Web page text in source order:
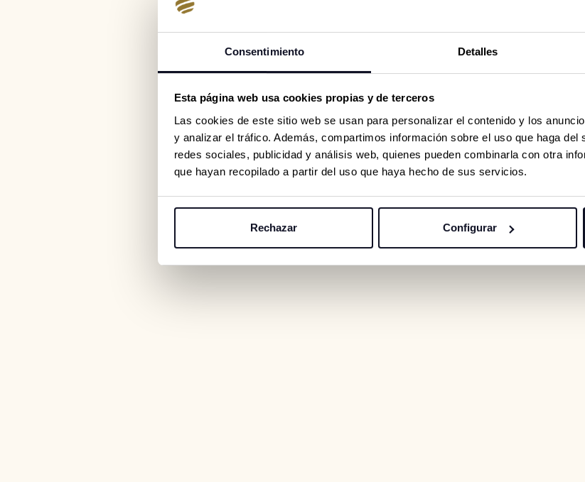
Consentimiento Detalles
Esta página web usa cookies propias y de terceros
Las cookies de este sitio web se usan para personalizar el contenido y los
y analizar el tráfico. Además, compartimos información sobre el uso que haga del
redes sociales, publicidad y análisis web, quienes pueden combinarla con otra
que hayan recopilado a partir del uso que haya hecho de sus servicios.
Rechazar Configurar